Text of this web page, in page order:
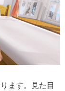
ます。見た目